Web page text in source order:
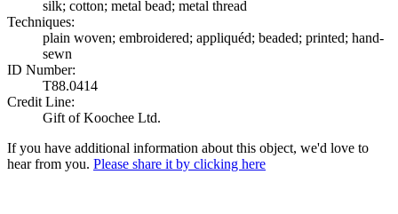
silk; cotton; metal bead; metal thread
Techniques:
plain woven; embroidered; appliquéd; beaded; printed; hand-
sewn
ID Number:
T88.0414
Credit Line:
Gift of Koochee Ltd.
If you have additional information about this object, we'd love to
hear from you. Please share it by clicking here